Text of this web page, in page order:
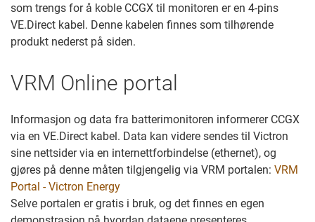
som trengs for å koble CCGX til monitoren er en 4-pins
VE.Direct kabel. Denne kabelen finnes som tilhørende
produkt nederst på siden.
VRM Online portal
Informasjon og data fra batterimonitoren informerer CCGX
via en VE.Direct kabel. Data kan videre sendes til Victron
sine nettsider via en internettforbindelse (ethernet), og
gjøres på denne måten tilgjengelig via VRM portalen: VRM
Portal - Victron Energy
Selve portalen er gratis i bruk, og det finnes en egen